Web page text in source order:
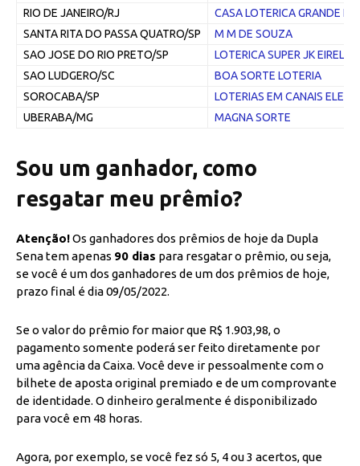
RIO DE JANEIRO/RJ
CASA LOTERICA GRANDE
SANTA RITA DO PASSA QUATRO/SP
M M DE SOUZA
SAO JOSE DO RIO PRETO/SP
LOTERICA SUPER JK EIRELI
SAO LUDGERO/SC
BOA SORTE LOTERIA
SOROCABA/SP
LOTERIAS EM CANAIS
UBERABA/MG
MAGNA SORTE
Sou um ganhador, como
resgatar meu prêmio?
Atenção!Os ganhadores dos prêmios de hoje da Dupla
Sena tem apenas 90 dias para resgatar o prêmio, ou seja,
se você é um dos ganhadores de um dos prêmios de hoje,
prazo final é dia 09/05/2022.
Se o valor do prêmio for maior que R$ 1.903,98, o
pagamento somente poderá ser feito diretamente por
uma agência da Caixa. Você deve ir pessoalmente com o
bilhete de aposta original premiado e de um comprovante
de identidade. O dinheiro geralmente é disponibilizado
para você em 48 horas.
Agora, por exemplo, se você fez só 5, 4 ou 3 acertos, que